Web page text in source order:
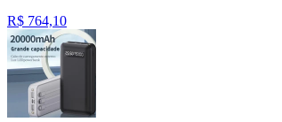
R$ 764,10